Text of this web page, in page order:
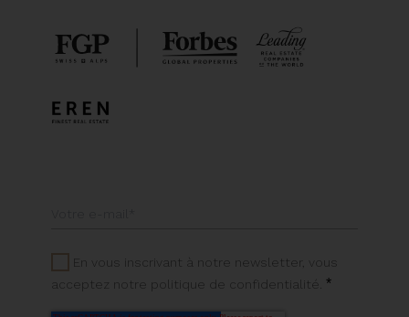
En vous inscrivant à notre newsletter, vous
acceptez notre politique de confidentialité. *